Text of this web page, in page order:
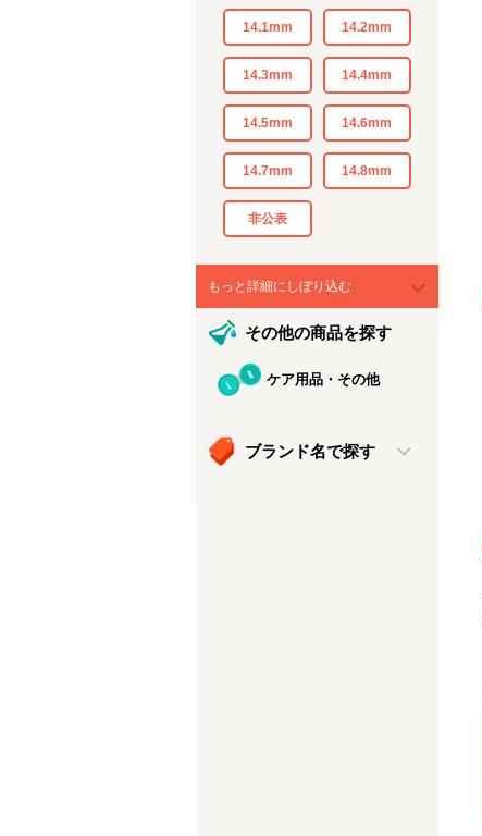
14.1mm 14.2mm
14.3mm 14.4mm
14.5mm 14.6mm
14.7mm 14.8mm
非公表
もっと詳細にしぼり込む
その他の商品を探す
ケア用品・その他
ブランド名で探す